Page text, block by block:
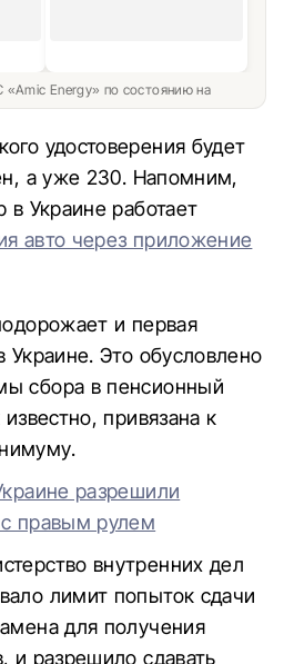
Energy» по состоянию на
удостоверения будет
а уже 230. Напомним,
в Украине работает
авто через приложение
и первая
Украине. Это обусловлено
сбора в пенсионный
привязана к
разрешили
правым рулем
внутренних дел
лимит попыток сдачи
для получения
и разрешило сдавать